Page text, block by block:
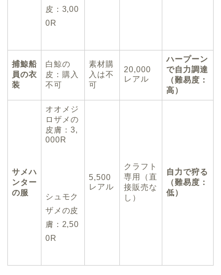
皮：3,00
0R
捕鯨船
員の衣
装
白鯨の
皮：購入
不可
素材購
入は不
可
20,000
レアル
ハープーン
で自力調達
（難易度：
高）
サメハ
ンター
の服
オオメジ
ロザメの
皮膚：3,
000R
シュモク
ザメの皮
膚：2,50
0R
5,500
レアル
クラフト
専用（直
接販売な
し）
自力で狩る
（難易度：
低）